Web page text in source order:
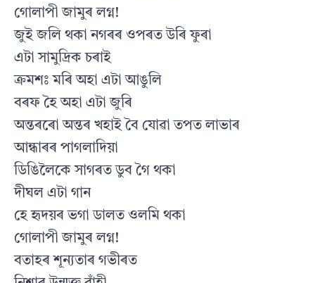
গোলাপী জামুৰ লগ্ন!
জুই জলি থকা নগৰৰ ওপৰত উৰি ফুৰা
এটা সামুদ্ৰিক চৰাই
ক্ৰমশঃ মৰি অহা এটা আঙুলি
বৰফ হৈ অহা এটা জুৰি
অন্তৰৰো অন্তৰ খহাই বৈ যোৱা তপত লাভাৰ
আন্ধাৰৰ পাগলাদিয়া
ডিঙিলৈকে সাগৰত ডুব গৈ থকা
দীঘল এটা গান
হে হৃদয়ৰ ভগা ডালত ওলমি থকা
গোলাপী জামুৰ লগ্ন!
বতাহৰ শূন্যতাৰ গভীৰত